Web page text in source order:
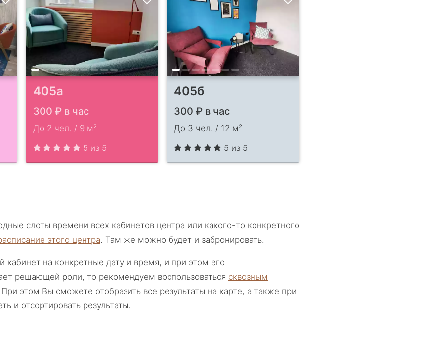
405а
300 ₽ в час
До 2 чел. / 9 м²
5 из 5
405б
300 ₽ в час
До 3 чел. / 12 м²
5 из 5
слоты времени всех кабинетов центра или какого-то конкретного
этого центра. Там же можно будет и забронировать.
кабинет на конкретные дату и время, и при этом его
решающей роли, то рекомендуем воспользоваться сквозным
При этом Вы сможете отобразить все результаты на карте, а также при
и отсортировать результаты.